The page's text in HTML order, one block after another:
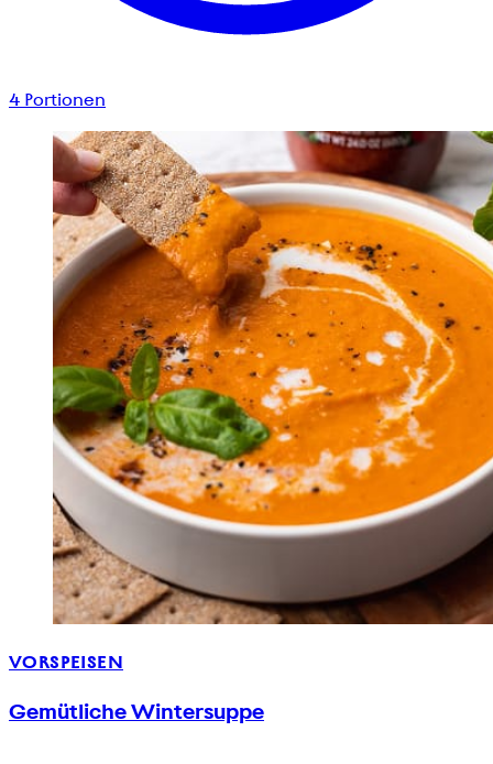
4 Portionen
VORSPEISEN
Gemütliche Wintersuppe